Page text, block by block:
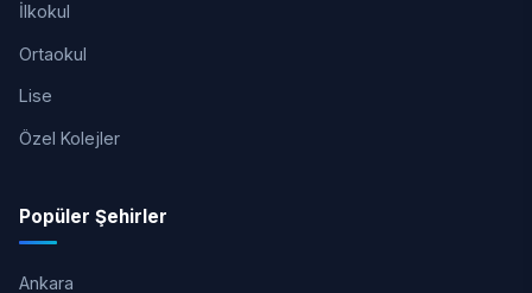
İlkokul
Ortaokul
Lise
Özel Kolejler
Popüler Şehirler
Ankara